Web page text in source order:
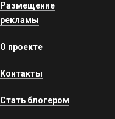
Размещение
рекламы
О проекте
Контакты
Стать блогером